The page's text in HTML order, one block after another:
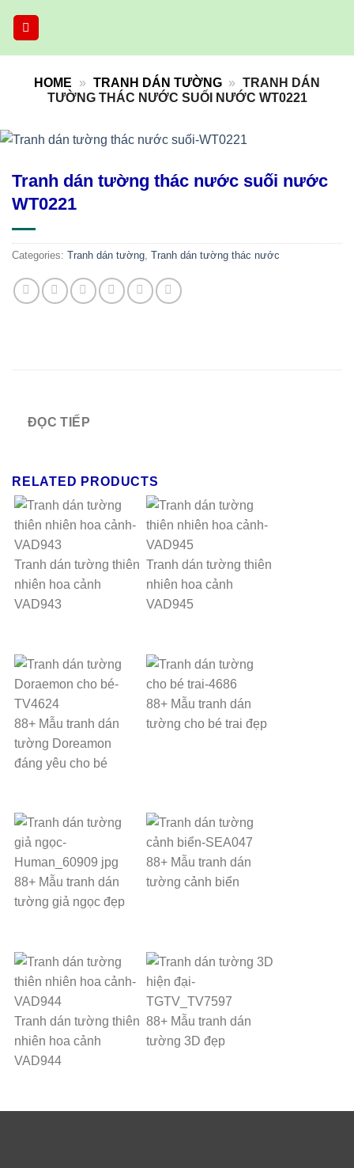
HOME » TRANH DÁN TƯỜNG » TRANH DÁN
TƯỜNG THÁC NƯỚC SUỐI NƯỚC WT0221
Tranh dán tường thác nước suối nước
WT0221
Categories: Tranh dán tường, Tranh dán tường thác nước
ĐỌC TIẾP
RELATED PRODUCTS
Tranh dán tường thiên
nhiên hoa cảnh
VAD943
Tranh dán tường thiên
nhiên hoa cảnh
VAD945
88+ Mẫu tranh dán
tường Doreamon
đáng yêu cho bé
88+ Mẫu tranh dán
tường cho bé trai đẹp
88+ Mẫu tranh dán
tường giả ngọc đẹp
88+ Mẫu tranh dán
tường cảnh biển
Tranh dán tường thiên
nhiên hoa cảnh
VAD944
88+ Mẫu tranh dán
tường 3D đẹp